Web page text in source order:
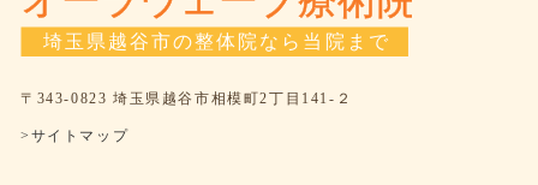
〒343-0823 埼玉県越谷市相模町2丁目141-２
>サイトマップ